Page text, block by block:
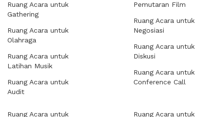
Ruang Acara untuk
Gathering
Ruang Acara untuk
Olahraga
Ruang Acara untuk
Latihan Musik
Ruang Acara untuk
Audit
Pemutaran Film
Ruang Acara untuk
Negosiasi
Ruang Acara untuk
Diskusi
Ruang Acara untuk
Conference Call
Ruang Acara untuk
Ruang Acara untuk